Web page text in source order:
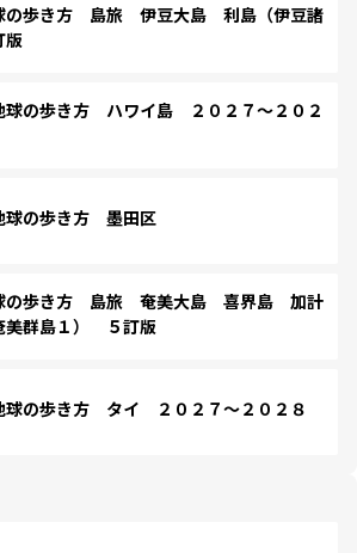
の歩き方 島旅 伊豆大島 利島（伊豆諸
の歩き方 ハワイ島 ２０２７～２０２
の歩き方 墨田区
の歩き方 島旅 奄美大島 喜界島 加計
美群島１） ５訂版
の歩き方 タイ ２０２７～２０２８